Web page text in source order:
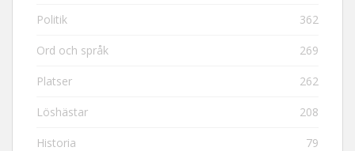
Politik 362
Ord och språk 269
Platser 262
Löshästar 208
Historia 79